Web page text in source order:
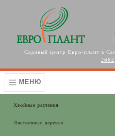
Перейти к основному содержанию
Садовый центр Евро-плант в
2662
МЕНЮ
Хвойные растения
Лиственные деревья